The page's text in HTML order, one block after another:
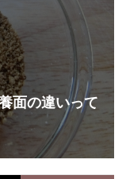
面の違いって